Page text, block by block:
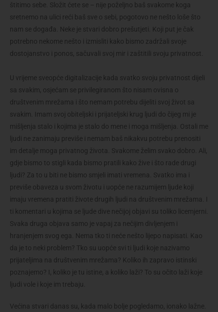
štitimo sebe. Složit ćete se – nije poželjno baš svakome koga
sretnemo na ulici reći baš sve o sebi, pogotovo ne nešto loše što
nam se događa. Neke je stvari dobro prešutjeti. Koji put je čak
potrebno nekome nešto i izmisliti kako bismo zadržali svoje
dostojanstvo i ponos, sačuvali svoj mir i zaštitili svoju privatnost.
U vrijeme sveopće digitalizacije kada svatko svoju privatnost dijeli
sa svakim, osjećam se privilegiranom što nisam ovisna o
društvenim mrežama i što nemam potrebu dijeliti svoj život sa
svakim. Imam svoj obiteljski i prijateljski krug ljudi do čijeg mi je
mišljenja stalo i kojima je stalo do mene i moga mišljenja. Ostali me
ljudi ne zanimaju previše i nemam baš nikakvu potrebu prenositi
im detalje moga privatnog života. Svakome želim svako dobro. Ali,
gdje bismo to stigli kada bismo pratili kako žive i što rade drugi
ljudi? Za to u biti ne bismo smjeli imati vremena. Svatko ima i
previše obaveza u svom životu i uopće ne razumijem ljude koji
imaju vremena pratiti živote drugih ljudi na društvenim mrežama. I
ti komentari u kojima se ljude dive nečijoj objavi su toliko licemjerni.
Svaka druga objava samo je vapaj za nečijim divljenjem i
hranjenjem svog ega. Nema tko ti neće nešto lijepo napisati. Kao
da je to neki problem? Tko su uopće svi ti ljudi koje nazivamo
prijateljima na društvenim mrežama? Koliko ih zapravo istinski
poznajemo? I, koliko je tu istine, a koliko laži? To su očito laži koje
ljudi vole i koje im trebaju.
Većina stvari danas su, kada malo bolje pogledamo, ionako lažne.